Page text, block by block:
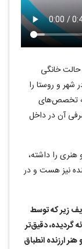
خانگی
شهر و روستا را
به تخصص‌های
آن در داخل
را داشته،
نیز هست و در
زیر که توسط
گردیده، دقیق‌تر
ارزنده انطباق